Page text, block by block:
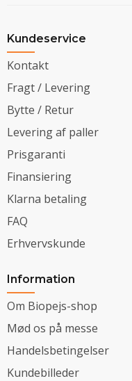
Kundeservice
Kontakt
Fragt / Levering
Bytte / Retur
Levering af paller
Prisgaranti
Finansiering
Klarna betaling
FAQ
Erhvervskunde
Information
Om Biopejs-shop
Mød os på messe
Handelsbetingelser
Kundebilleder